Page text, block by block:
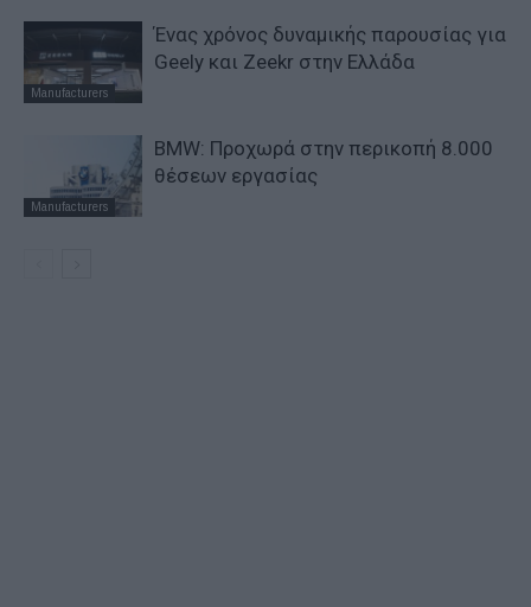
Manufacturers
Ένας χρόνος δυναμικής παρουσίας για
Geely και Zeekr στην Ελλάδα
Manufacturers
BMW: Προχωρά στην περικοπή 8.000
θέσεων εργασίας